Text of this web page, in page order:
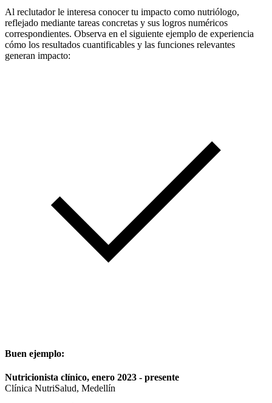
Al reclutador le interesa conocer tu impacto como nutriólogo,
reflejado mediante tareas concretas y sus logros numéricos
correspondientes. Observa en el siguiente ejemplo de experiencia
cómo los resultados cuantificables y las funciones relevantes
generan impacto:
Buen ejemplo:
Nutricionista clínico, enero 2023 - presente
Clínica NutriSalud, Medellín